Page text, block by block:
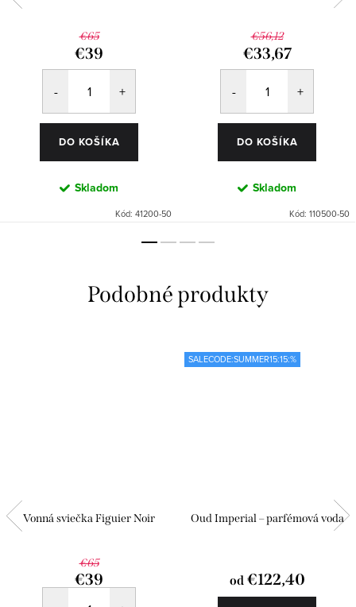
€65
€39
DO KOŠÍKA
Skladom
Kód: 41200-50
€56,12
€33,67
DO KOŠÍKA
Skladom
Kód: 110500-50
Vonná sviečka Figuier Noir
€65
€39
SALECODE:SUMMER15:15:%
Oud Imperial – parfémová voda
od€122,40